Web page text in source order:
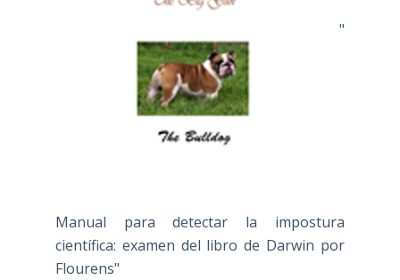
"
Manual para detectar la impostura
científica: examen del libro de Darwin por
Flourens"